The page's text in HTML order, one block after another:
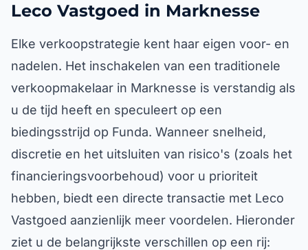
Leco Vastgoed in Marknesse
Elke verkoopstrategie kent haar eigen voor- en
nadelen. Het inschakelen van een traditionele
verkoopmakelaar in Marknesse is verstandig als
u de tijd heeft en speculeert op een
biedingsstrijd op Funda. Wanneer snelheid,
discretie en het uitsluiten van risico's (zoals het
financieringsvoorbehoud) voor u prioriteit
hebben, biedt een directe transactie met Leco
Vastgoed aanzienlijk meer voordelen. Hieronder
ziet u de belangrijkste verschillen op een rij: